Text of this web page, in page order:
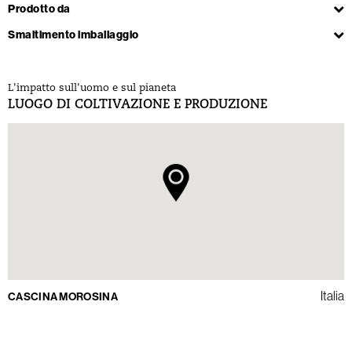
Prodotto da
Smaltimento imballaggio
L'impatto sull'uomo e sul pianeta
LUOGO DI COLTIVAZIONE E PRODUZIONE
CASCINA MOROSINA Italia